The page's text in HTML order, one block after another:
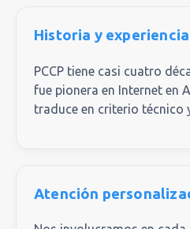
Historia y experiencia
PCCP tiene casi cuatro
fue pionera en Internet en
traduce en criterio técnico
Atención